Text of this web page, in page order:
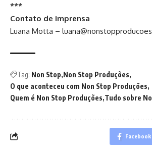
***
Contato de imprensa
Luana Motta –
Tag: Non Stop Non Stop Produções
O que aconteceu com Non Stop Produções
Quem é Non Stop Produções Tudo sobre
Facebook